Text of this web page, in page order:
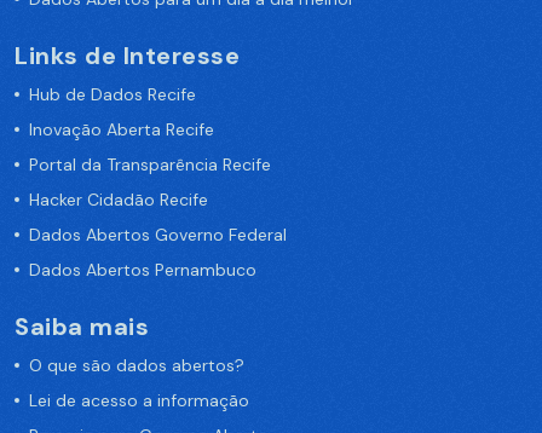
Links de Interesse
Hub de Dados Recife
Inovação Aberta Recife
Portal da Transparência Recife
Hacker Cidadão Recife
Dados Abertos Governo Federal
Dados Abertos Pernambuco
Saiba mais
O que são dados abertos?
Lei de acesso a informação